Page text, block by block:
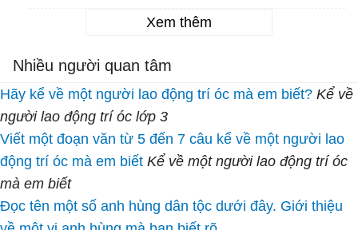
Xem thêm
Nhiều người quan tâm
Hãy kể về một người lao động trí óc mà em biết? Kể về
người lao động trí óc lớp 3
Viết một đoạn văn từ 5 đến 7 câu kể về một người lao
động trí óc mà em biết Kể về một người lao động trí óc
mà em biết
Đọc tên một số anh hùng dân tộc dưới đây. Giới thiệu